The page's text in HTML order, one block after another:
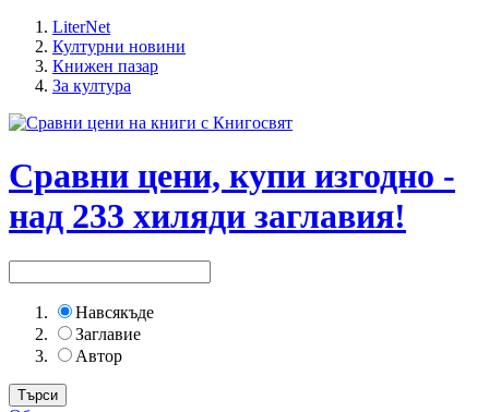
LiterNet
Културни новини
Книжен пазар
За култура
Сравни цени, купи изгодно -
над 233 хиляди заглавия!
Навсякъде
Заглавие
Автор